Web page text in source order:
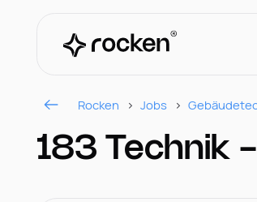
Rocken Jobs
183 Technik